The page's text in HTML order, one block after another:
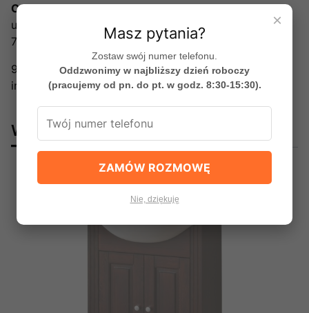
Comad Sp. z o.o.
ul. Dobropole 4
70-892 Szczecin, Polska
91 489 90 90
info@comad.eu
Warto dokupić:
×
Masz pytania?
Zostaw swój numer telefonu.
Oddzwonimy w najbliższy dzień roboczy
(pracujemy od pn. do pt. w godz. 8:30-15:30).
ZAMÓW ROZMOWĘ
Nie, dziękuję